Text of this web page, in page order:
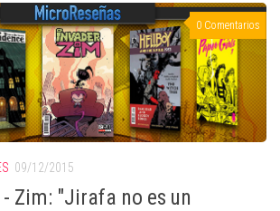
0 Comentarios
09/12/2015
Zim: "Jirafa no es un